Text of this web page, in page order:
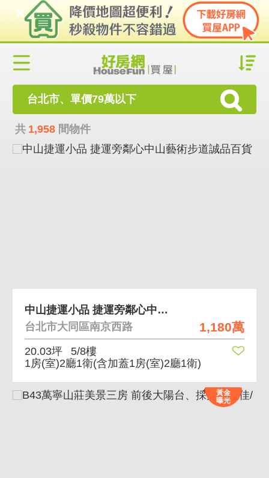
台北市、單價79萬以下
共 1,958 間物件
1,180萬
中山捷運小品 捷運旁鄰心中山藝術步道誠品百貨
台北市大同區南京西路
20.03坪
5/8樓
1房(室)2廳1衛(含加蓋1房(室)2廳1衛)
黃金
曝光